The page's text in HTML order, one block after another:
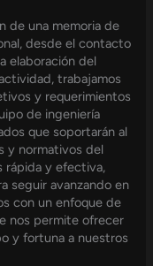
de una memoria de
desde el contacto
elaboración del
trabajamos
y requerimientos
de ingeniería
que soportarán al
y normativos del
rápida y efectiva,
seguir avanzando en
con un enfoque de
nos permite ofrecer
y fortuna a nuestros